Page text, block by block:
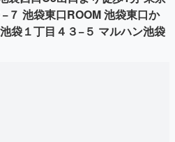
７ 池袋東口ROOM 池袋東口か
袋１丁目４３−５ マルハン池袋